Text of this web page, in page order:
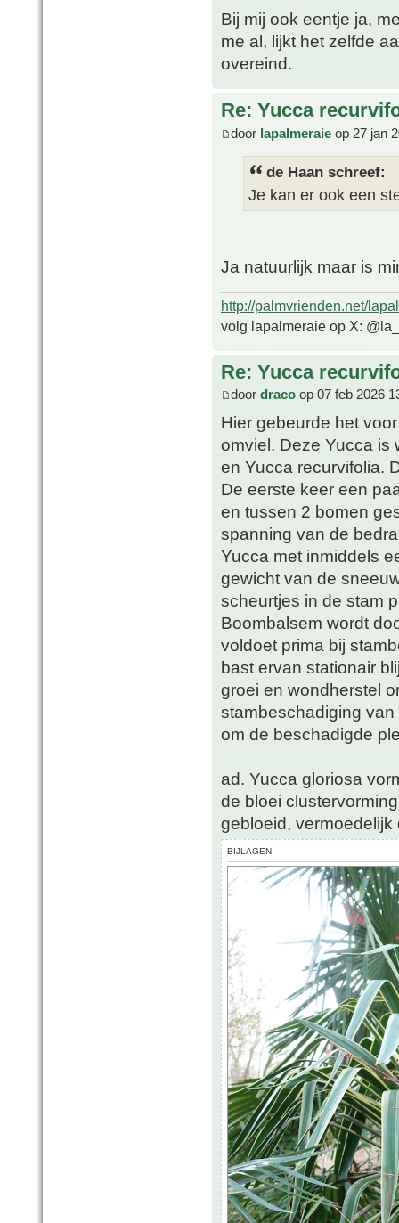
Bij mij ook eentje ja,
me al, lijkt het zelfde
overeind.
Re: Yucca
door lapalmeraie op 27 jan
de Haan schreef:
Je kan er ook een
Ja natuurlijk maar is
http://palmvrienden.net/
volg lapalmeraie op X:
Re: Yucca
door draco op 07 feb 2026
Hier gebeurde het
omviel. Deze Yucca is
en Yucca recurvifolia.
De eerste keer een
en tussen 2 bomen
spanning van de
Yucca met inmiddels
gewicht van de
scheurtjes in de stam
Boombalsem wordt
voldoet prima bij
bast ervan stationair
groei en wondherstel
stambeschadiging
om de beschadigde
ad. Yucca gloriosa
de bloei
gebloeid,
BIJLAGEN